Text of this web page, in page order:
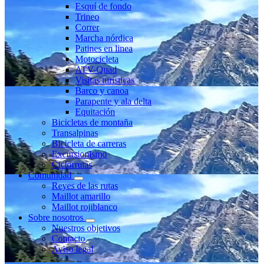
Esquí de fondo
Trineo
Correr
Marcha nórdica
Patines en linea
Motocicleta
ATV-Quad
Visitas turísticas
Barco y canoa
Parapente y ala delta
Equitación
Bicicletas de montaña
Transalpinas
Bicicleta de carreras
Excursionismo
Ciclorrutas
Comunidad
Reyes de las rutas
Maillot amarillo
Maillot rojiblanco
Sobre nosotros
Nuestros objetivos
Contacto
Aviso legal